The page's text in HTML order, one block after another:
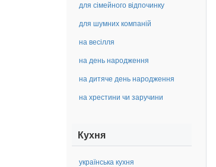
для сімейного відпочинку
для шумних компаній
на весілля
на день народження
на дитяче день народження
на хрестини чи заручини
Кухня
українська кухня